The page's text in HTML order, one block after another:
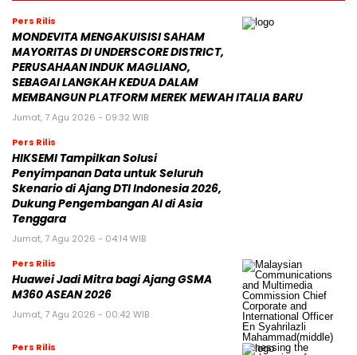
Pers Rilis
MONDEVITA MENGAKUISISI SAHAM
MAYORITAS DI UNDERSCORE DISTRICT,
PERUSAHAAN INDUK MAGLIANO,
SEBAGAI LANGKAH KEDUA DALAM
MEMBANGUN PLATFORM MEREK MEWAH ITALIA BARU
Jumat, 7 Agu 2026 - 09:32 WIB
Pers Rilis
HIKSEMI Tampilkan Solusi
Penyimpanan Data untuk Seluruh
Skenario di Ajang DTI Indonesia 2026,
Dukung Pengembangan AI di Asia
Tenggara
Jumat, 7 Agu 2026 - 04:14 WIB
Pers Rilis
Huawei Jadi Mitra bagi Ajang GSMA
M360 ASEAN 2026
Jumat, 7 Agu 2026 - 00:42 WIB
Pers Rilis